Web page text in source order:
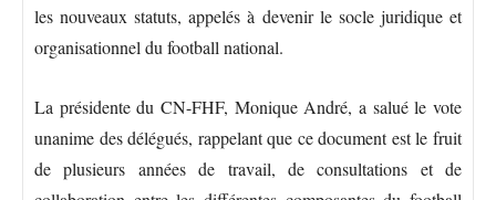
les nouveaux statuts, appelés à devenir le socle juridique et
organisationnel du football national.
La présidente du CN-FHF, Monique André, a salué le vote
unanime des délégués, rappelant que ce document est le fruit
de plusieurs années de travail, de consultations et de